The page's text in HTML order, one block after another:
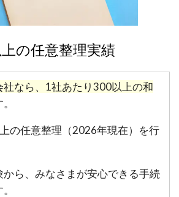
の任意整理実績
なら、1社あたり300以上の和
の任意整理（2026年現在）を行
から、みなさまが安心できる手続